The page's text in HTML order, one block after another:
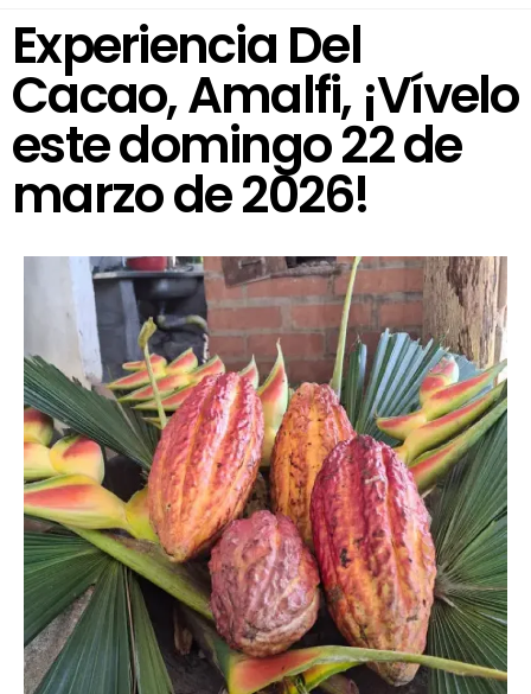
Experiencia Del
Cacao, Amalfi, ¡Vívelo
este domingo 22 de
marzo de 2026!